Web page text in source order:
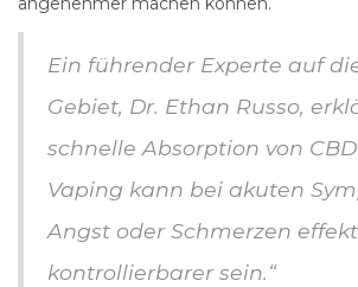
Ein führender Experte auf
Gebiet, Dr. Ethan Russo,
schnelle Absorption von
Vaping kann bei akuten
Angst oder Schmerzen
kontrollierbarer sein.“